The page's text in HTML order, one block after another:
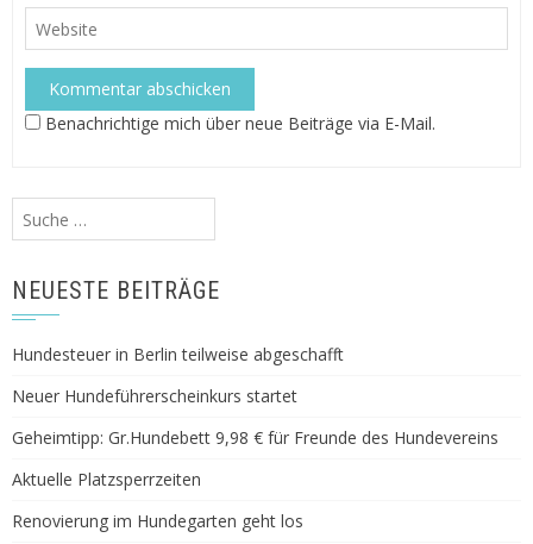
Benachrichtige mich über neue Beiträge via E-Mail.
Suche
nach:
NEUESTE BEITRÄGE
Hundesteuer in Berlin teilweise abgeschafft
Neuer Hundeführerscheinkurs startet
Geheimtipp: Gr.Hundebett 9,98 € für Freunde des Hundevereins
Aktuelle Platzsperrzeiten
Renovierung im Hundegarten geht los